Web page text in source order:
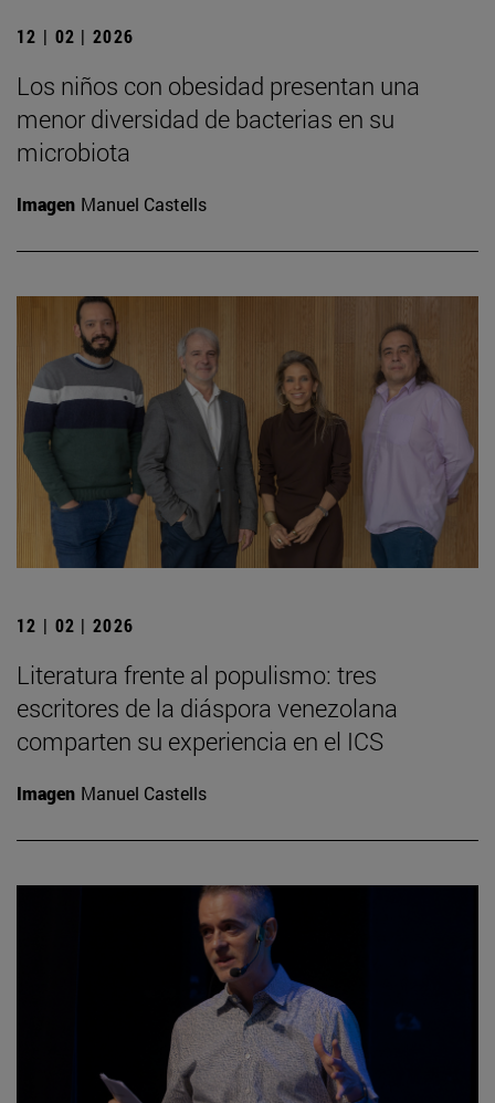
12 | 02 | 2026
Los niños con obesidad presentan una
menor diversidad de bacterias en su
microbiota
Imagen Manuel Castells
12 | 02 | 2026
Literatura frente al populismo: tres
escritores de la diáspora venezolana
comparten su experiencia en el ICS
Imagen Manuel Castells